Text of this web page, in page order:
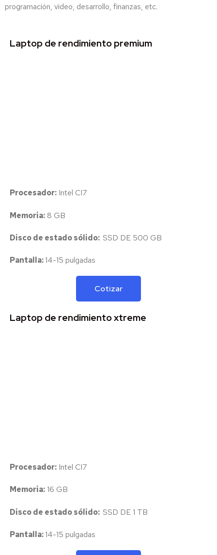
programación, video, desarrollo, finanzas, etc.
Laptop de rendimiento premium
Procesador: Intel CI7
Memoria: 8 GB
Disco de estado sólido: SSD DE 500 GB
Pantalla:14-15 pulgadas
Cotizar
Laptop de rendimiento xtreme
Procesador: Intel CI7
Memoria:16 GB
Disco de estado sólido: SSD DE 1 TB
Pantalla:14-15 pulgadas